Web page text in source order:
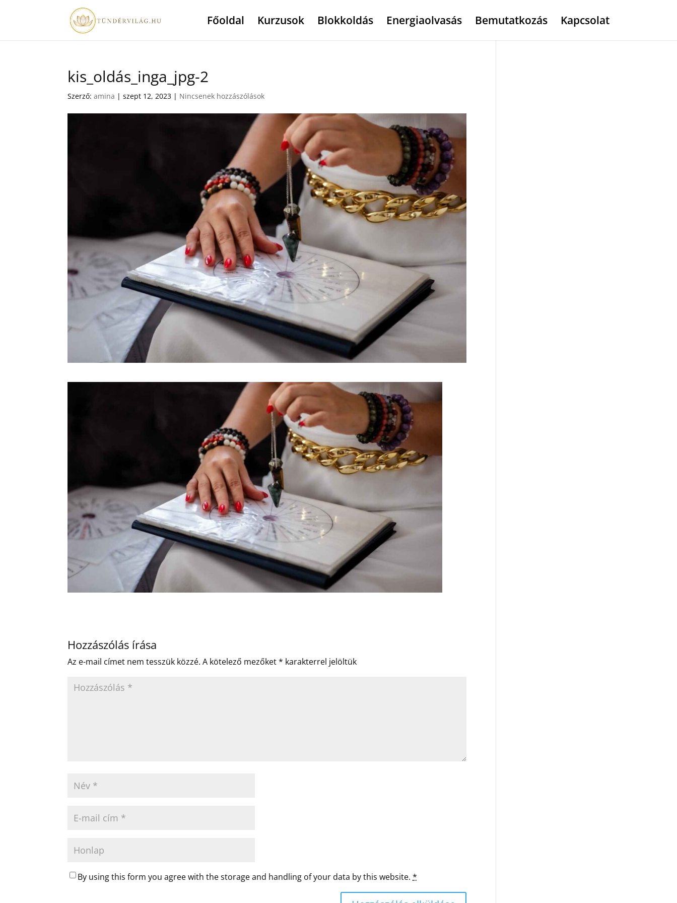
Főoldal Kurzusok Blokkoldás Energiaolvasás Bemutatkozás Kapcsolat
kis_oldás_inga_jpg-2
Szerző:amina |szept 12, 2023 | Nincsenek hozzászólások
Hozzászólás írása
Az e-mail címet nem tesszük közzé. A kötelező mezőket* karakterrel jelöltük
By using this form you agree with the storage and handling of your data by this website.*